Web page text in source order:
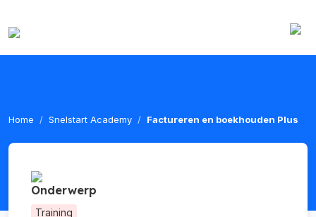
Home Snelstart Academy Factureren en boekhouden Plus
Onderwerp
Training